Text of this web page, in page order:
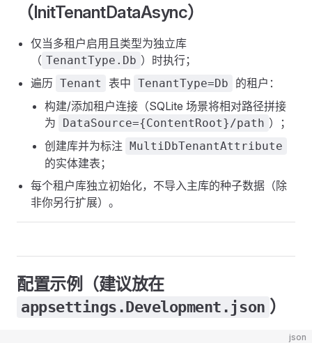
（InitTenantDataAsync）
仅当多租户启用且类型为独立库
（ TenantType.Db ）时执行；
遍历 Tenant 表中 TenantType=Db
的租户：
构建/添加租户连接（SQLite 场景将相对路径拼接
为
DataSource={ContentRoot}/path ）；
创建库并为标注 MultiDbTenantAttribute
的实体建表；
每个租户库独立初始化，不导入主库的种子数据（除
非你另行扩展）。
配置示例（建议放在
appsettings.Development.json ）
json